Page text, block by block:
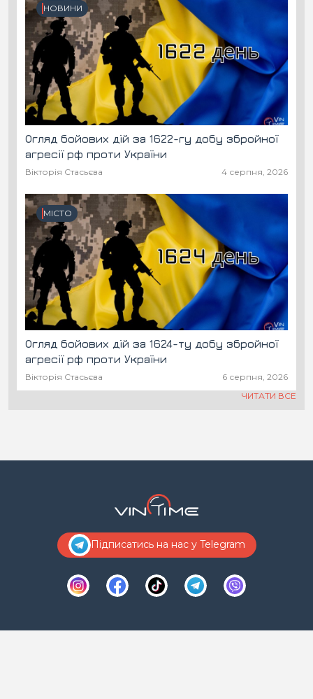
НОВИНИ
Огляд бойових дій за 1622-гу добу збройної
агресії рф проти України
Вікторія Стасьєва 4 серпня, 2026
МІСТО
Огляд бойових дій за 1624-ту добу збройної
агресії рф проти України
Вікторія Стасьєва
6 серпня, 2026
ЧИТАТИ ВСЕ
Підписатись на нас у Telegram